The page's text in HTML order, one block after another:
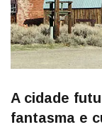
A cidade
fantasma e